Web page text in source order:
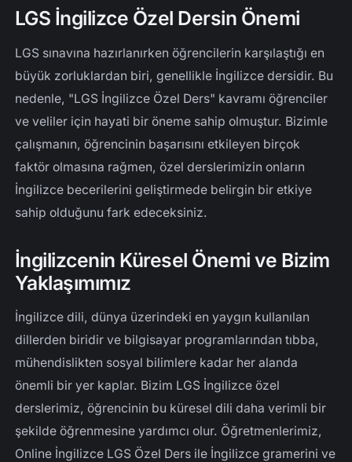
LGS İngilizce Özel Dersin Önemi
LGS sınavına hazırlanırken öğrencilerin karşılaştığı en
büyük zorluklardan biri, genellikle İngilizce dersidir. Bu
nedenle, "LGS İngilizce Özel Ders" kavramı öğrenciler
ve veliler için hayati bir öneme sahip olmuştur. Bizimle
çalışmanın, öğrencinin başarısını etkileyen birçok
faktör olmasına rağmen, özel derslerimizin onların
İngilizce becerilerini geliştirmede belirgin bir etkiye
sahip olduğunu fark edeceksiniz.
İngilizcenin Küresel Önemi ve Bizim
Yaklaşımımız
İngilizce dili, dünya üzerindeki en yaygın kullanılan
dillerden biridir ve bilgisayar programlarından tıbba,
mühendislikten sosyal bilimlere kadar her alanda
önemli bir yer kaplar. Bizim LGS İngilizce özel
derslerimiz, öğrencinin bu küresel dili daha verimli bir
şekilde öğrenmesine yardımcı olur. Öğretmenlerimiz,
Online İngilizce LGS Özel Ders ile İngilizce gramerini ve